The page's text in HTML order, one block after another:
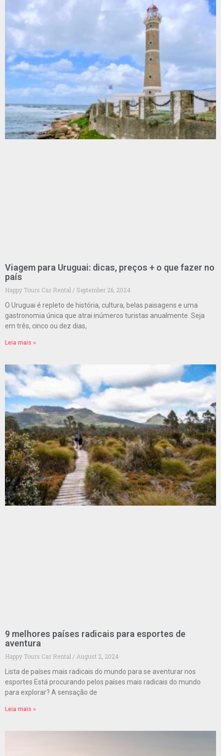
Viagem para Uruguai: dicas, preços + o que fazer no
país
Happy Tours Car Rental
September 26, 2024
O Uruguai é repleto de história, cultura, belas paisagens e uma
gastronomia única que atrai inúmeros turistas anualmente. Seja
em três, cinco ou dez dias,
Leia mais »
9 melhores países radicais para esportes de
aventura
Happy Tours Car Rental
August 2, 2024
Lista de países mais radicais do mundo para se aventurar nos
esportes Está procurando pelos países mais radicais do mundo
para explorar? A sensação de
Leia mais »